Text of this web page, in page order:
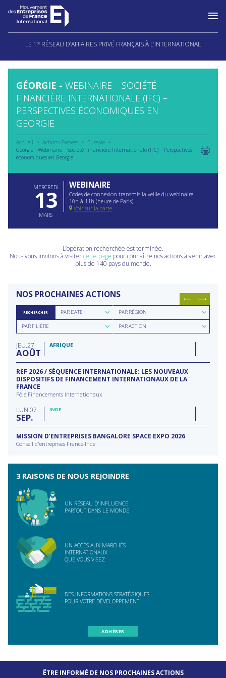
Aller
LE 1 ER RÉSEAU D’AFFAIRES PRIVÉ FRANÇAIS À L’INTERNATIONAL
GÉORGIE - WEBINAIRE – SOCIÉTÉ
FINANCIÈRE INTERNATIONALE (IFC) –
PERSPECTIVES ÉCONOMIQUES EN
GEORGIE
Accueil Actions Passées
Eurasie
Géorgie - Webinaire – Société Financière Internationale (IFC) – Perspectives
économiques en Georgie
MERCREDI
13
MARS
WEBINAIRE
Codes de connexion transmis la veille du webinaire
10h à 11h (heure de Paris)
Voir sur la carte
L’opération recherchée est terminée.
Nous vous invitons à visitercette page pour connaître nos actions à venir avec
plus de 140 pays du monde.
NOS PROCHAINES ACTIONS
RECHERCHER
Rechercher
parPAR DATE
Rechercher
par
région
PAR RÉGION
Rechercher
parPAR FILIÈRE
Rechercher
parPAR ACTION
JEU 27
AOÛT
AFRIQUE
REF 2026 / SÉQUENCE INTERNATIONALE: LES NOUVEAUX
DISPOSITIFS DE FINANCEMENT INTERNATIONAUX DE LA
FRANCE
Pôle Financements Internationaux
LUN 07
SEP
INDE
MISSION D’ENTREPRISES BANGALORE SPACE EXPO 2026
Conseil d'entreprises France-Inde
3 RAISONS DE NOUS REJOINDRE
UN RÉSEAU D'INFLUENCE
PARTOUT DANS LE MONDE
UN ACCÈS AUX MARCHÉS
INTERNATIONAUX
QUE VOUS VISEZ
DES INFORMATIONS STRATÉGIQUES
POUR VOTRE DÉVELOPPEMENT
ADHÉRER
ÊTRE INFORMÉ DE NOS PROCHAINES ACTIONS